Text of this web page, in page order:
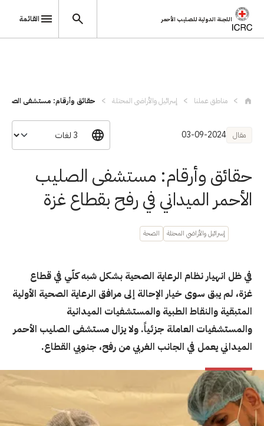
اللجنة الدولية للصليب الأحمر القائمة
مناطق عملنا إسرائيل والأراضي المحتلة حقائق وأرقام: مستشفى الصليب
مقال 03-09-2024
حقائق وأرقام: مستشفى الصليب
الأحمر الميداني في رفح بقطاع غزة
إسرائيل والأراضي المحتلة الصحة
في ظل انهيار نظام الرعاية الصحية بشكل شبه كلّي في قطاع
غزة، لم يبق سوى خيار الإحالة إلى مرافق الرعاية الصحية الأولية
المتبقية والنقاط الطبية والمستشفيات الميدانية
والمستشفيات العاملة جزئياً. ولا يزال مستشفى الصليب الأحمر
الميداني يعمل في الجانب الغربي من رفح، جنوبي القطاع.